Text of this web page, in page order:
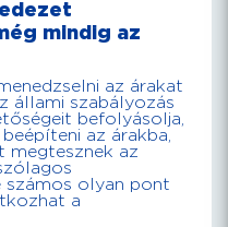
mindig az
az árakat
állami szabályozás
befolyásolja,
az árakba,
megtesznek az
olyan pont
a